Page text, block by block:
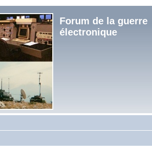
Forum de la guerre
électronique